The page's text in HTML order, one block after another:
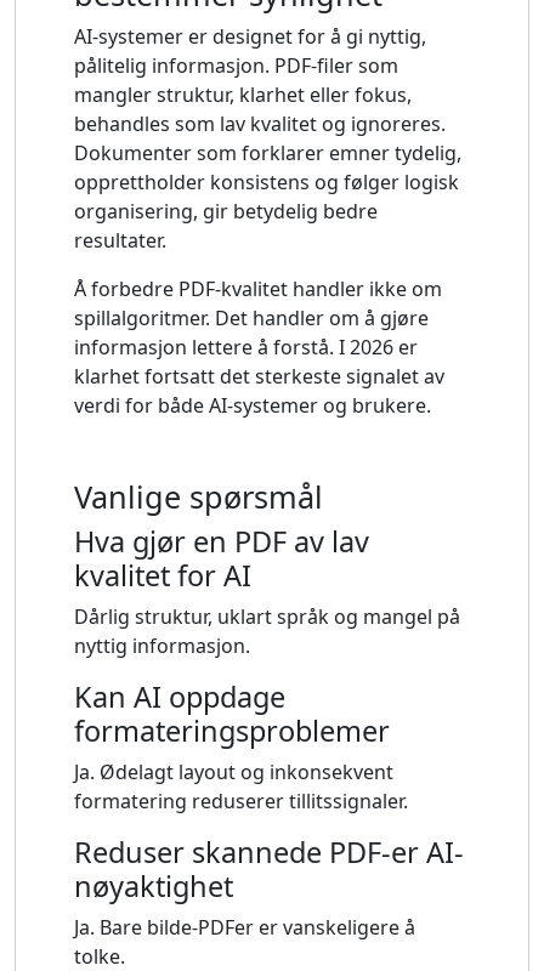
AI-systemer er designet for å gi nyttig,
pålitelig informasjon. PDF-filer som
mangler struktur, klarhet eller fokus,
behandles som lav kvalitet og ignoreres.
Dokumenter som forklarer emner tydelig,
opprettholder konsistens og følger logisk
organisering, gir betydelig bedre
resultater.
Å forbedre PDF-kvalitet handler ikke om
spillalgoritmer. Det handler om å gjøre
informasjon lettere å forstå. I 2026 er
klarhet fortsatt det sterkeste signalet av
verdi for både AI-systemer og brukere.
Vanlige spørsmål
Hva gjør en PDF av lav
kvalitet for AI
Dårlig struktur, uklart språk og mangel på
nyttig informasjon.
Kan AI oppdage
formateringsproblemer
Ja. Ødelagt layout og inkonsekvent
formatering reduserer tillitssignaler.
Reduser skannede PDF-er AI-
nøyaktighet
Ja. Bare bilde-PDFer er vanskeligere å
tolke.